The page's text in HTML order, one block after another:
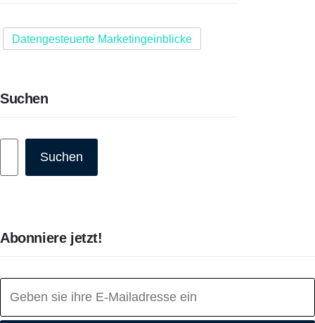
Datengesteuerte Marketingeinblicke
Suchen
Suchen
Abonniere jetzt!